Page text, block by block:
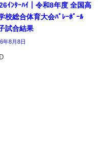
ｲﾝﾀｰﾊｲ｜令和8年度 全国高
校総合体育大会ﾊﾞﾚｰﾎﾞｰﾙ
試合結果
年8月8日